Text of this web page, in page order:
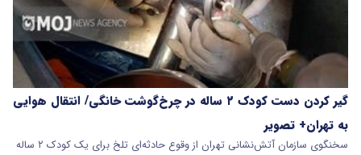
گیر کردن دست کودک ۲ ساله در چرخ‌گوشت خانگی/ انتقال هوایی
به تهران+ تصویر
سخنگوی سازمان آتش‌نشانی تهران از وقوع حادثه‌ای تلخ برای یک کودک ۲ ساله